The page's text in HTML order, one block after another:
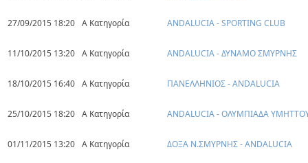
27/09/2015 18:20 Α Κατηγορία ANDALUCIA - SPORTING CLUB
11/10/2015 13:20 Α Κατηγορία ANDALUCIA - ΔΥΝΑΜΟ ΣΜΥΡΝΗΣ
18/10/2015 16:40 Α Κατηγορία ΠΑΝΕΛΛΗΝΙΟΣ - ANDALUCIA
25/10/2015 18:20 Α Κατηγορία ANDALUCIA - ΟΛΥΜΠΙΑΔΑ
01/11/2015 13:20 Α Κατηγορία ΔΟΞΑ Ν.ΣΜΥΡΝΗΣ - ANDALUCIA